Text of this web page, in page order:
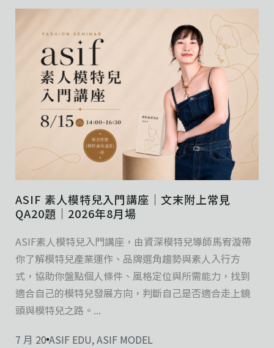
ASIF 素人模特兒入門講座｜文末附上常見
QA20題｜2026年8月場
ASIF素人模特兒入門講座，由資深模特兒導師馬宥漩帶
你了解模特兒產業運作、品牌選角趨勢與素人入行方
式，協助你盤點個人條件、風格定位與所需能力，找到
適合自己的模特兒發展方向，判斷自己是否適合走上鏡
頭與模特兒之路。...
7 月 20 ASIF EDU,ASIF MODEL